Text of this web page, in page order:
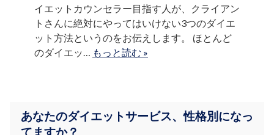
イエットカウンセラー目指す人が、クライアン
トさんに絶対にやってはいけない3つのダイエ
ット方法というのをお伝えします。 ほとんど
のダイエッ…
もっと読む »
あなたのダイエットサービス、性格別になっ
てますか？